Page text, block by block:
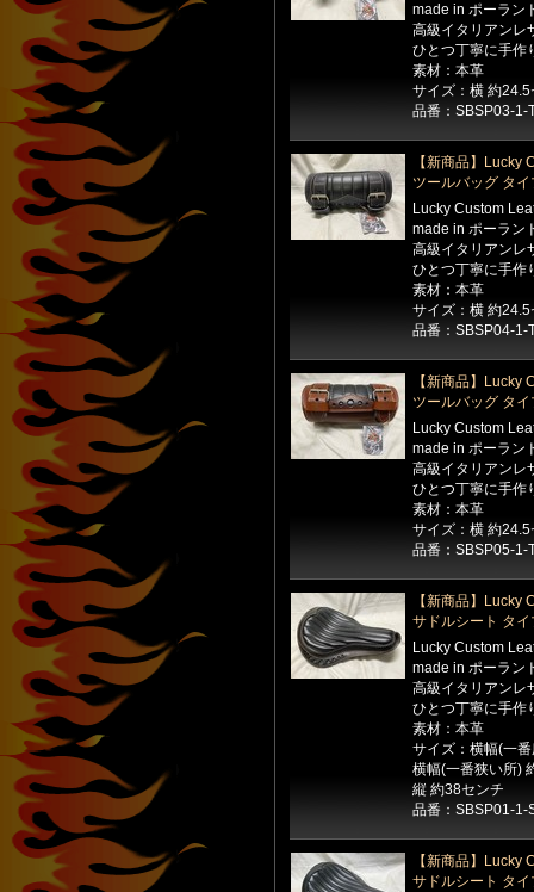
made in ポーラン
高級イタリアンレ
ひとつ丁寧に手作
素材：本革
サイズ：横 約
品番：SBSP03-1-
【新商品】Lucky
ツールバッグ タ
Lucky Custom
made in ポーラン
高級イタリアンレ
ひとつ丁寧に手作
素材：本革
サイズ：横 約
品番：SBSP04-1-
【新商品】Lucky
ツールバッグ タ
Lucky Custom
made in ポーラン
高級イタリアンレ
ひとつ丁寧に手作
素材：本革
サイズ：横 約
品番：SBSP05-1-
【新商品】Lucky
サドルシート タ
Lucky Custom
made in ポーラン
高級イタリアンレ
ひとつ丁寧に手作
素材：本革
サイズ：横幅(一
横幅(一番狭い所)
縦 約38センチ
品番：SBSP01-1-
【新商品】Lucky
サドルシート タ